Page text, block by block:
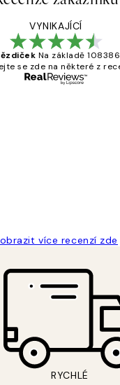
VYNIKAJÍCÍ
Na základě
se zde na některé z
více recenzí zde
RYCHLÉ